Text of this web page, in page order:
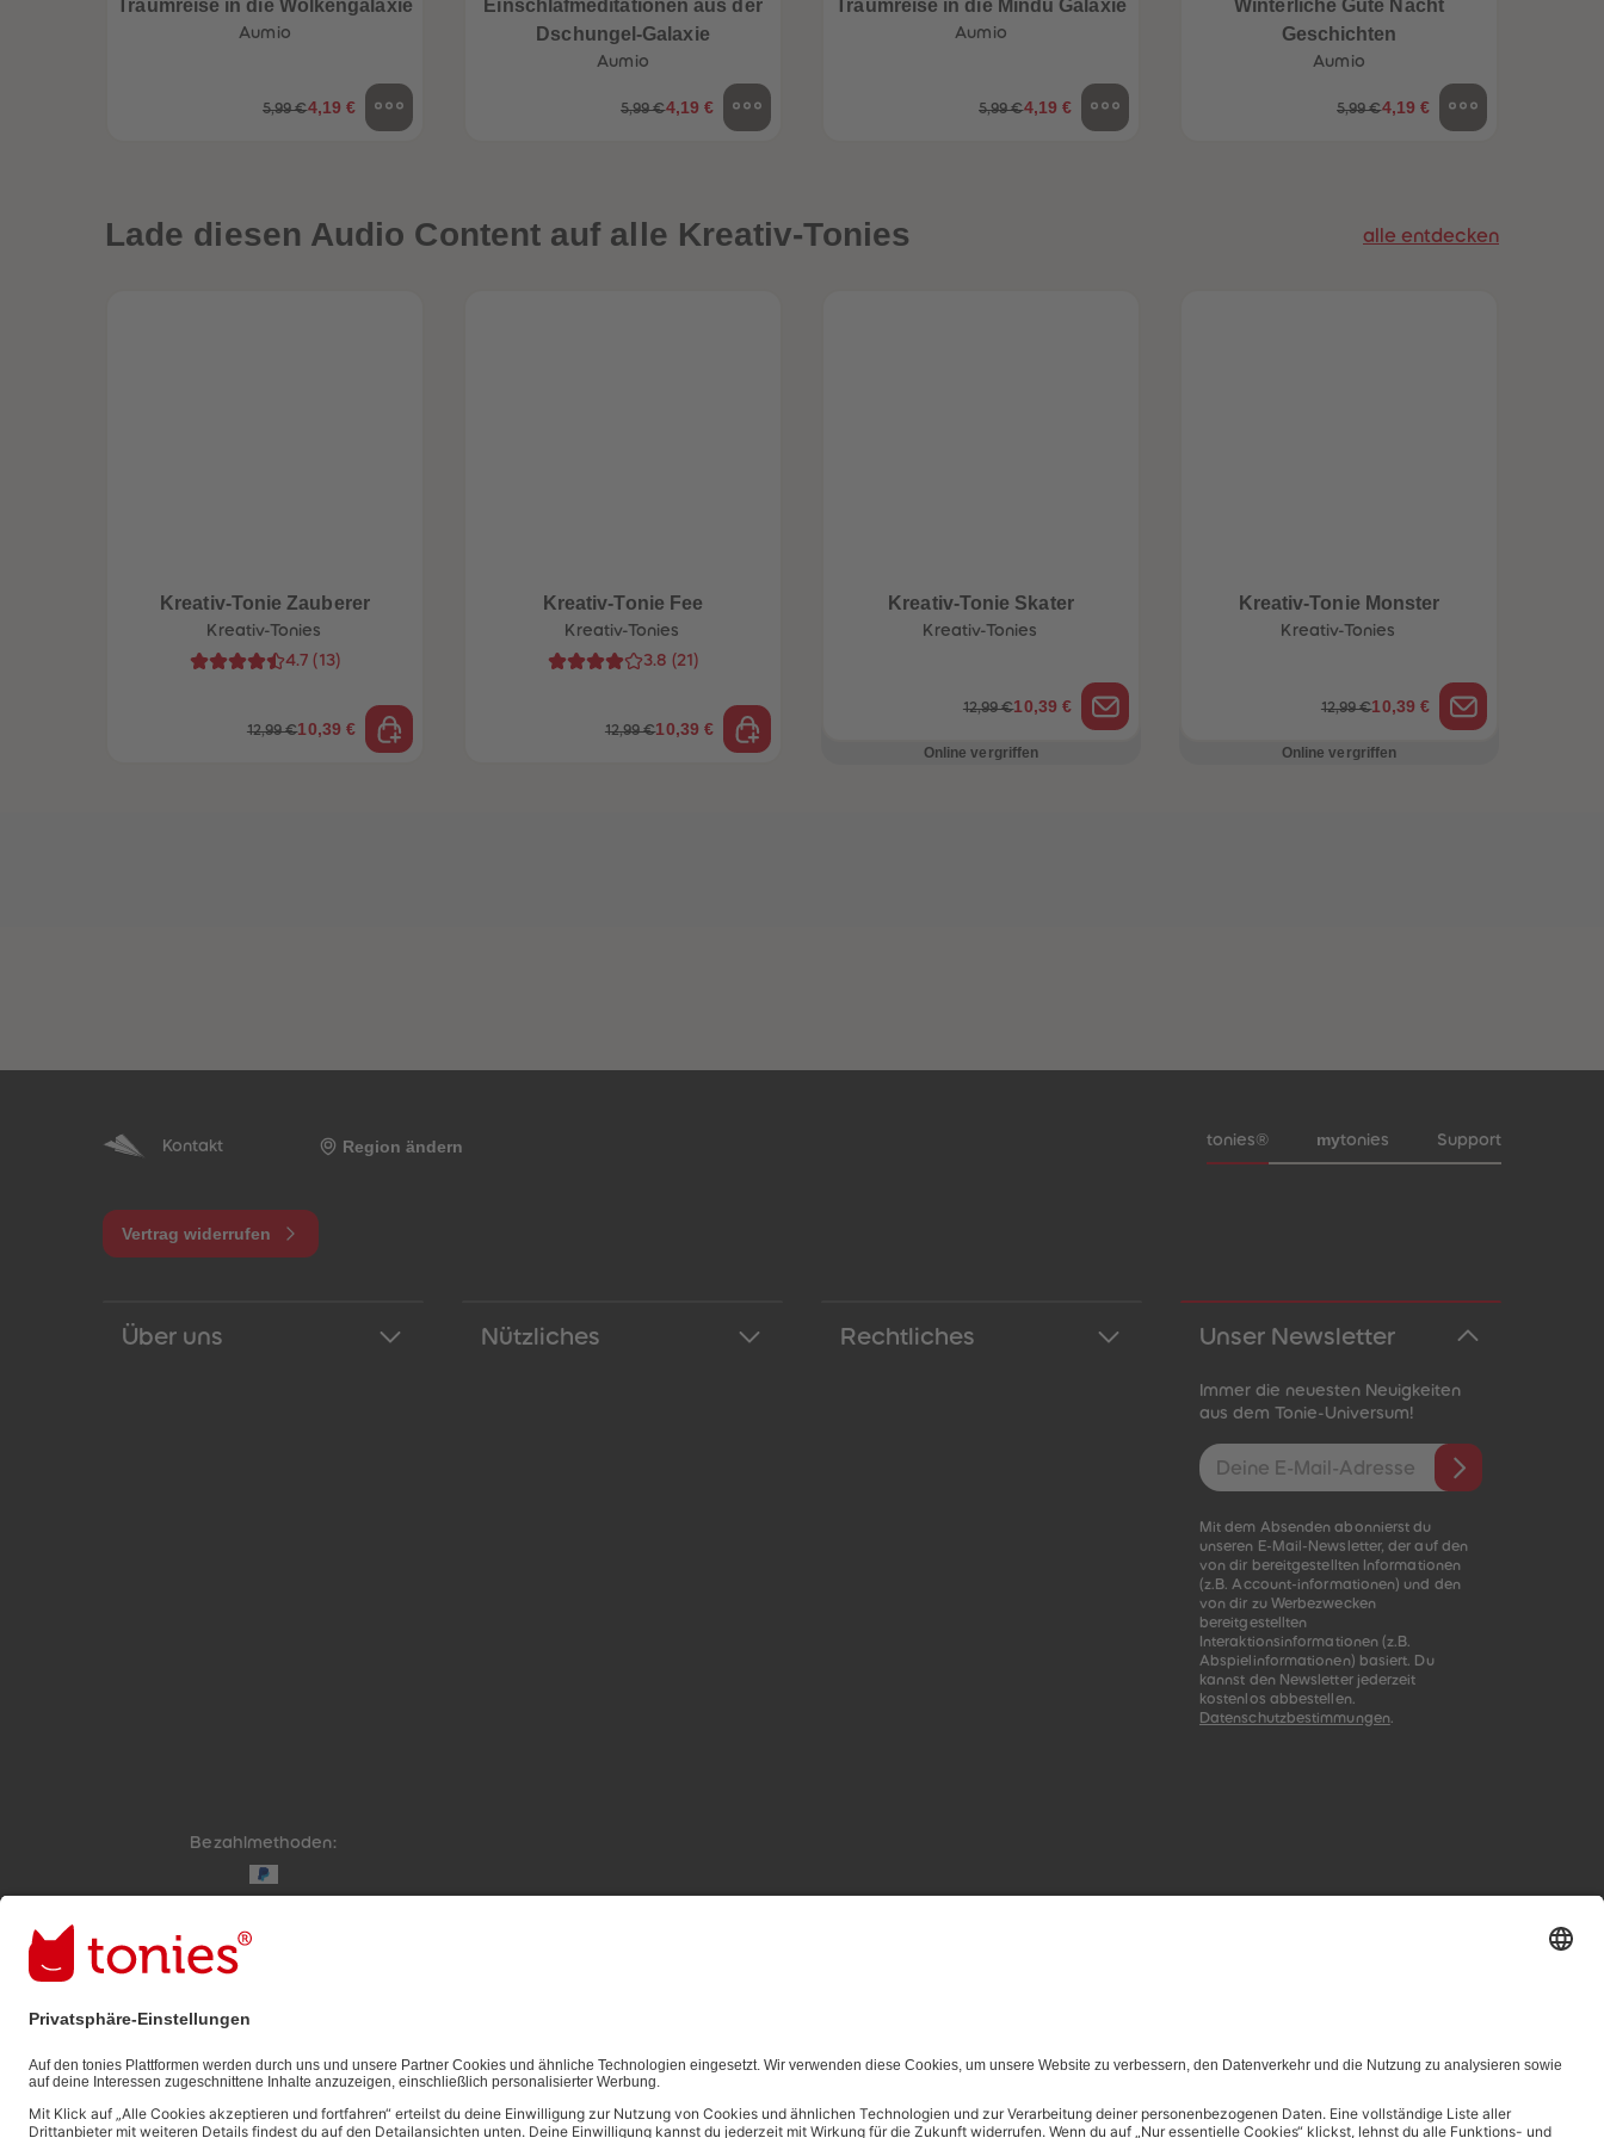
99+
Traumreise in die Wolkengalaxie
Aumio
5,99 €4,19 €
Einschlafmeditationen aus der
Dschungel-Galaxie
Aumio
5,99 €4,19 €
Traumreise in die Mindu Galaxie
Aumio
5,99 €4,19 €
Winterliche Gute Nacht
Geschichten
Aumio
5,99 €4,19 €
Lade diesen Audio Content auf alle Kreativ-Tonies alle entdecken
Kreativ-Tonie Zauberer
Kreativ-Tonies
4.7 ( 13)
12,99 €10,39 €
Kreativ-Tonie Fee
Kreativ-Tonies
3.8 (21 )
12,99 €10,39 €
Kreativ-Tonie Skater
Kreativ-Tonies
12,99 €10,39 €
Online vergriffen
Kreativ-Tonie Monster
Kreativ-Tonies
12,99 €10,39 €
Online vergriffen
Kontakt Region ändern Meta-Navigation Footer
tonies® mytonies Support
Vertrag widerrufen
Über uns Nützliches Rechtliches Unser Newsletter
Immer die neuesten Neuigkeiten
aus dem Tonie-Universum!
E-Mail-Addresse
Mit dem Absenden abonnierst du
unseren E-Mail-Newsletter, der auf den
von dir bereitgestellten Informationen
(z.B. Account-informationen) und den
von dir zu Werbezwecken
bereitgestellten
Interaktionsinformationen (z.B.
Abspielinformationen) basiert. Du
kannst den Newsletter jederzeit
kostenlos abbestellen.
Datenschutzbestimmungen.
Bezahlmethoden:
© 2026 tonies GmbH
ausdrücklich vorbehalten und daher verboten.